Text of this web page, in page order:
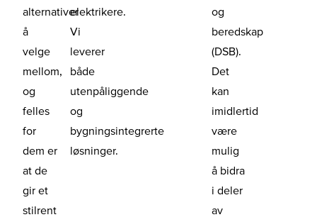
alternativer
å
velge
mellom,
og
felles
for
dem er
at de
gir et
stilrent
elektrikere.
Vi
leverer
både
utenpåliggende
og
bygningsintegrerte
løsninger.
og
beredskap
(DSB).
Det
kan
imidlertid
være
mulig
å bidra
i deler
av